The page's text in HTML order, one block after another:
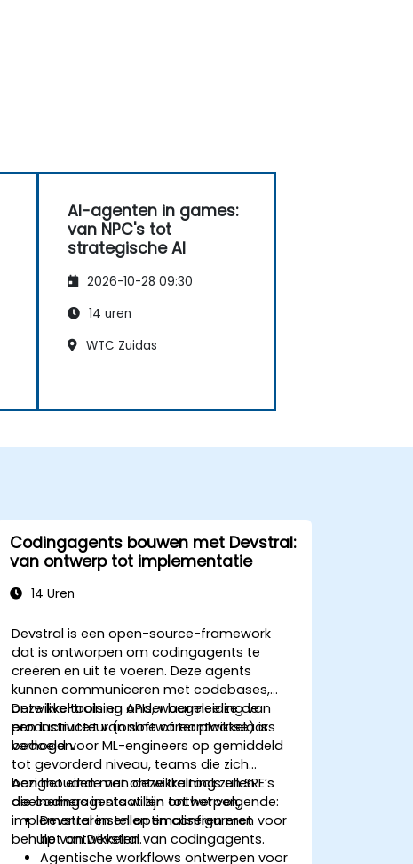
AI-agenten in games:
van NPC's tot
strategische AI
2026-10-28 09:30
14 uren
WTC Zuidas
Codingagents bouwen met Devstral:
van ontwerp tot implementatie
14 Uren
Devstral is een open-source-framework
dat is ontworpen om codingagents te
creëren en uit te voeren. Deze agents
kunnen communiceren met codebases,
ontwikkeltools en APIs, waarmee ze de
productiviteit van softwareontwikkelaars
verhogen.
Deze live-training onder begeleiding van
een instructeur (online of ter plaatse) is
bedoeld voor ML-engineers op gemiddeld
tot gevorderd niveau, teams die zich
bezighouden met ontwikkeltools en SRE’s
die codingagents willen ontwerpen,
implementeren en optimaliseren met
behulp van Devstral.
Aan het einde van deze training zullen
deelnemers in staat zijn tot het volgende:
Devstral instellen en configureren voor
het ontwikkelen van codingagents.
Agentische workflows ontwerpen voor